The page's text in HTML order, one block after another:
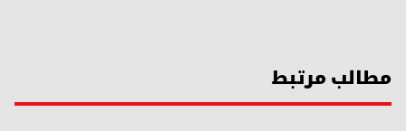
مطالب مرتبط